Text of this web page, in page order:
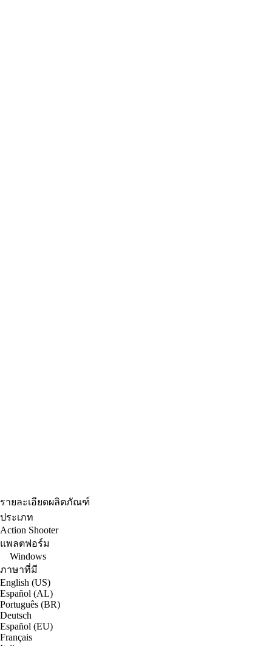
รายละเอียดผลิตภัณฑ์
ประเภท
Action Shooter
แพลตฟอร์ม
Windows
ภาษาที่มี
English (US)
Español (AL)
Português (BR)
Deutsch
Español (EU)
Français